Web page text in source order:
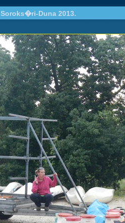
Soroks�ri-Duna 2013.